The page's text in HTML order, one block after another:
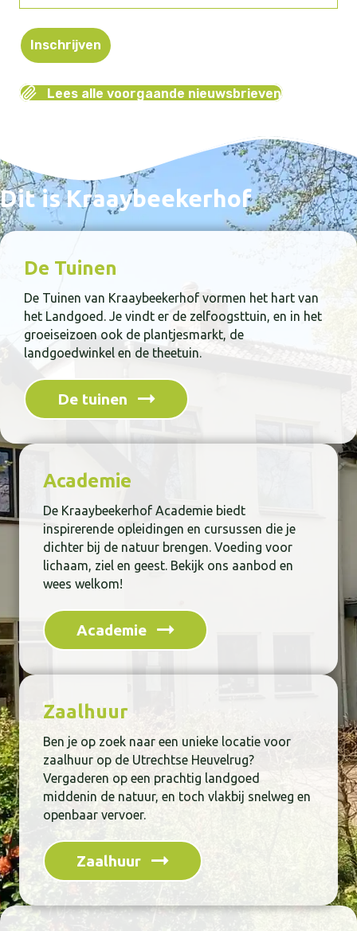
mailadres
Lees alle voorgaande nieuwsbrieven
Dit is Kraaybeekerhof
De Tuinen
De Tuinen van Kraaybeekerhof vormen het hart van
het Landgoed. Je vindt er de zelfoogsttuin, en in het
groeiseizoen ook de plantjesmarkt, de
landgoedwinkel en de theetuin.
De tuinen
Academie
De Kraaybeekerhof Academie biedt
inspirerende opleidingen en cursussen die je
dichter bij de natuur brengen. Voeding voor
lichaam, ziel en geest. Bekijk ons aanbod en
wees welkom!
Academie
Zaalhuur
Ben je op zoek naar een unieke locatie voor
zaalhuur op de Utrechtse Heuvelrug?
Vergaderen op een prachtig landgoed
middenin de natuur, en toch vlakbij snelweg en
openbaar vervoer.
Zaalhuur